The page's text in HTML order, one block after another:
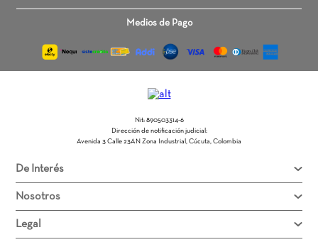
Medios de Pago
Nit: 890503314-6
Dirección de notificación judicial:
Avenida 3 Calle 23AN Zona Industrial, Cúcuta, Colombia
De Interés
Nosotros
Legal